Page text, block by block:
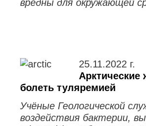
25.11.2022 г.
болеть туляремией
Учёные Геологической
воздействия бактерии,